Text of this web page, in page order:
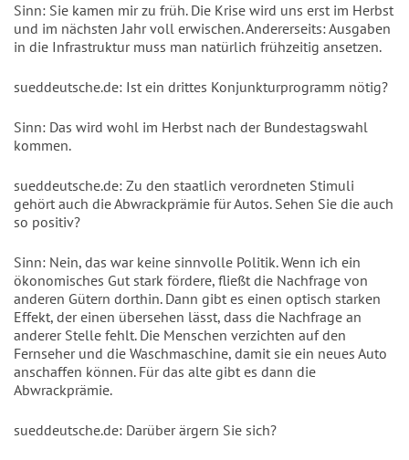
Sinn: Sie kamen mir zu früh. Die Krise wird uns erst im Herbst
und im nächsten Jahr voll erwischen. Andererseits: Ausgaben
in die Infrastruktur muss man natürlich frühzeitig ansetzen.
sueddeutsche.de: Ist ein drittes Konjunkturprogramm nötig?
Sinn: Das wird wohl im Herbst nach der Bundestagswahl
kommen.
sueddeutsche.de: Zu den staatlich verordneten Stimuli
gehört auch die Abwrackprämie für Autos. Sehen Sie die auch
so positiv?
Sinn: Nein, das war keine sinnvolle Politik. Wenn ich ein
ökonomisches Gut stark fördere, fließt die Nachfrage von
anderen Gütern dorthin. Dann gibt es einen optisch starken
Effekt, der einen übersehen lässt, dass die Nachfrage an
anderer Stelle fehlt. Die Menschen verzichten auf den
Fernseher und die Waschmaschine, damit sie ein neues Auto
anschaffen können. Für das alte gibt es dann die
Abwrackprämie.
sueddeutsche.de: Darüber ärgern Sie sich?